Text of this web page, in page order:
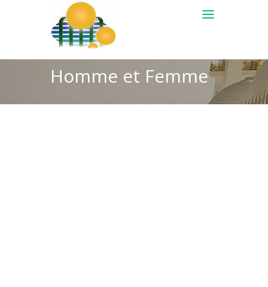
Homme et Femme